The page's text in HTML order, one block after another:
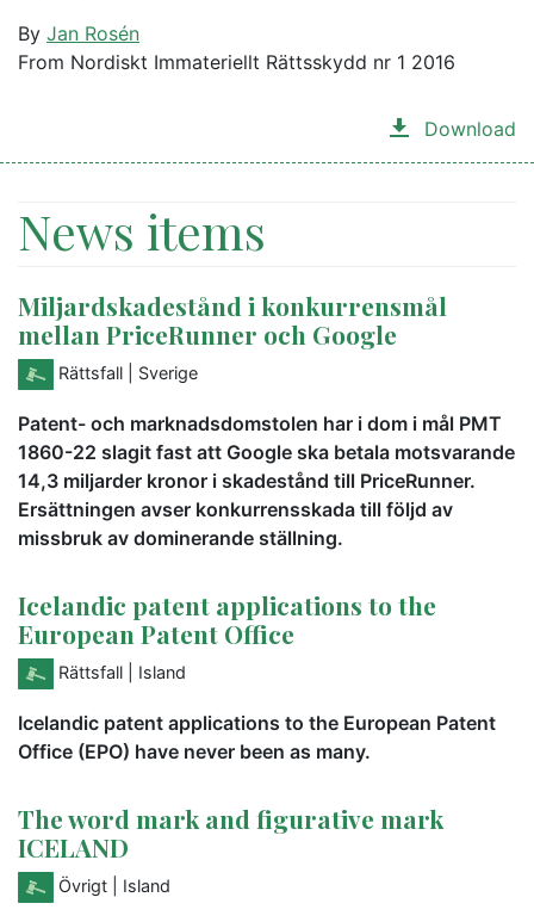
By Jan Rosén
From Nordiskt Immateriellt Rättsskydd nr 1 2016
Download
News items
Miljardskadestånd i konkurrensmål
mellan PriceRunner och Google
Rättsfall | Sverige
Patent- och marknadsdomstolen har i dom i mål PMT
1860-22 slagit fast att Google ska betala motsvarande
14,3 miljarder kronor i skadestånd till PriceRunner.
Ersättningen avser konkurrensskada till följd av
missbruk av dominerande ställning.
Icelandic patent applications to the
European Patent Office
Rättsfall | Island
Icelandic patent applications to the European Patent
Office (EPO) have never been as many.
The word mark and figurative mark
ICELAND
Övrigt | Island